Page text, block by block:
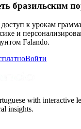
бразильским
к урокам
и
Falando.
Войти
with interactive
insights.